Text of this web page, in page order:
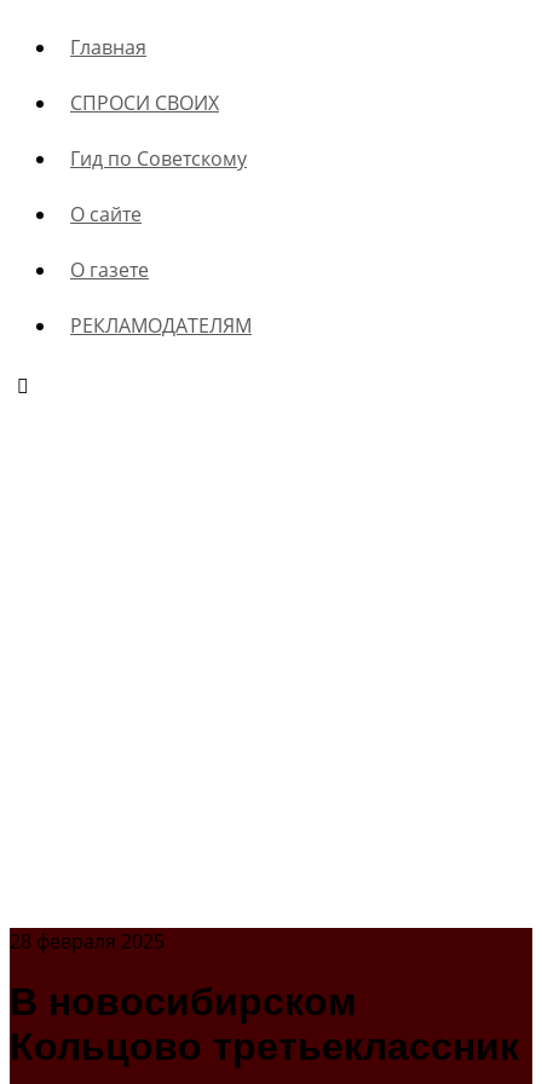
Главная
СПРОСИ СВОИХ
Гид по Советскому
О сайте
О газете
РЕКЛАМОДАТЕЛЯМ
28 февраля 2025
В новосибирском
Кольцово третьеклассник